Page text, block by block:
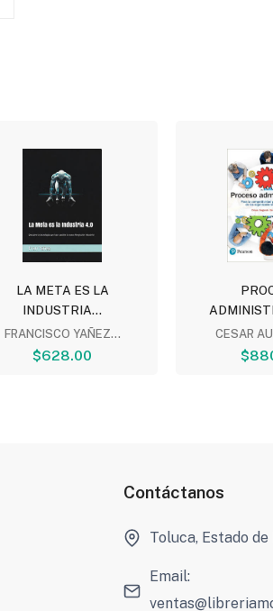
LA META ES LA
INDUSTRIA...
FRANCISCO YAÑEZ...
$628.00
CESAR
Contáctanos
Toluca, Estado de
Email: